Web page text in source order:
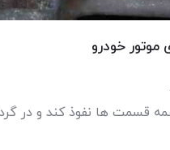
خودرو
قسمت ها نفوذ کند و در